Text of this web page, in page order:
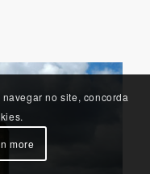
no site, concorda
more